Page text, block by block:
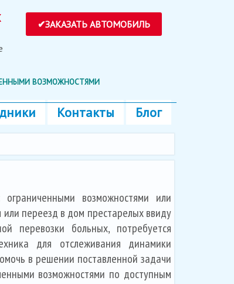
ВОЗМОЖНОСТЯМИ
Контакты Блог
возможностями или
переезд в дом престарелых ввиду
перевозки больных, потребуется
для отслеживания динамики
в решении поставленной задачи
возможностями по доступным